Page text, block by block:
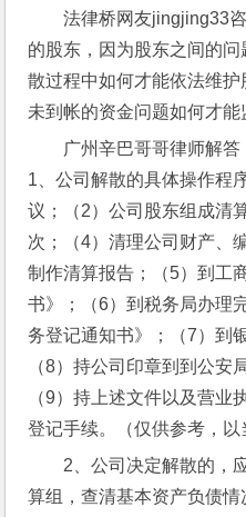
法律桥网友jingjing33
的股东，因为股东之间的
散过程中如何才能依法维
未到帐的资金问题如何才能
广州辛巴哥哥律师解答
1、公司解散的具体操作程
议；（2）公司股东组成清
次；（4）清理公司财产、
制作清算报告；（5）到工
书》；（6）到税务局办理
务登记通知书》；（7）到
（8）持公司印章到到公安
（9）持上述文件以及营业
登记手续。（仅供参考，以
2、公司决定解散的，
算组，查清基本资产负债